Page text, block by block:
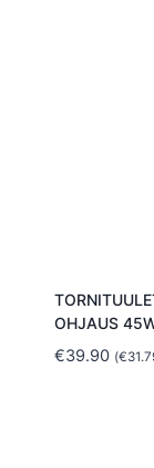
OHJAUS
€39.90 (€